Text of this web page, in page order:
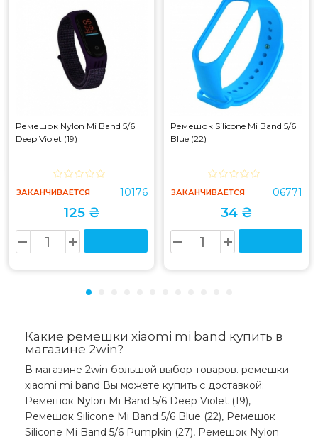
Ремешок Nylon Mi Band 5/6
Deep Violet (19)
ЗАКАНЧИВАЕТСЯ 10176
125 ₴
Ремешок Silicone Mi Band 5/6
Blue (22)
ЗАКАНЧИВАЕТСЯ 06771
34 ₴
Какие ремешки xiaomi mi band купить в
магазине 2win?
В магазине 2win большой выбор товаров. ремешки
xiaomi mi band Вы можете купить с доставкой:
Ремешок Nylon Mi Band 5/6 Deep Violet (19),
Ремешок Silicone Mi Band 5/6 Blue (22), Ремешок
Silicone Mi Band 5/6 Pumpkin (27), Ремешок Nylon